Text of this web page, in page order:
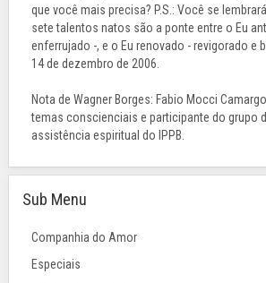
que você mais precisa? P.S.: Você se
sete talentos natos são a ponte entre o Eu
enferrujado -, e o Eu renovado - revigorado e
14 de dezembro de 2006.
Nota de Wagner Borges: Fabio Mocci
temas conscienciais e participante do grupo
assistência espiritual do IPPB.
Sub Menu
Companhia do Amor
Especiais